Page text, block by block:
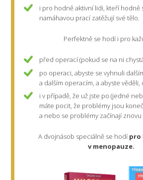
i pro hodně aktivní lidi, kteří hodně
namáhavou prací zatěžují své tělo.
Perfektně se hodí i pro
před operací (pokud se na ni
po operaci, abyste se vyhnuli
a dalším operacím, a abyste věděli,
i v případě, že už jste po (jedné
máte pocit, že problémy jsou
a nebo se problémy začínají znovu
A dvojnásob speciálně se hodípro
v menopauze.